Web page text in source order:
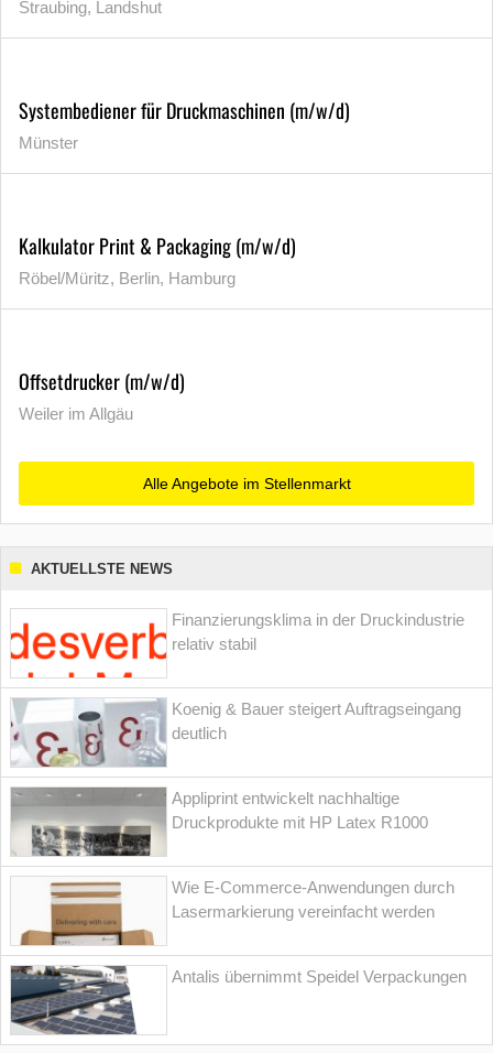
Straubing, Landshut
Systembediener für Druckmaschinen (m/w/d)
Münster
Kalkulator Print & Packaging (m/w/d)
Röbel/Müritz, Berlin, Hamburg
Offsetdrucker (m/w/d)
Weiler im Allgäu
Alle Angebote im Stellenmarkt
AKTUELLSTE NEWS
Finanzierungsklima in der Druckindustrie
relativ stabil
Koenig & Bauer steigert Auftragseingang
deutlich
Appliprint entwickelt nachhaltige
Druckprodukte mit HP Latex R1000
Wie E-Commerce-Anwendungen durch
Lasermarkierung vereinfacht werden
Antalis übernimmt Speidel Verpackungen